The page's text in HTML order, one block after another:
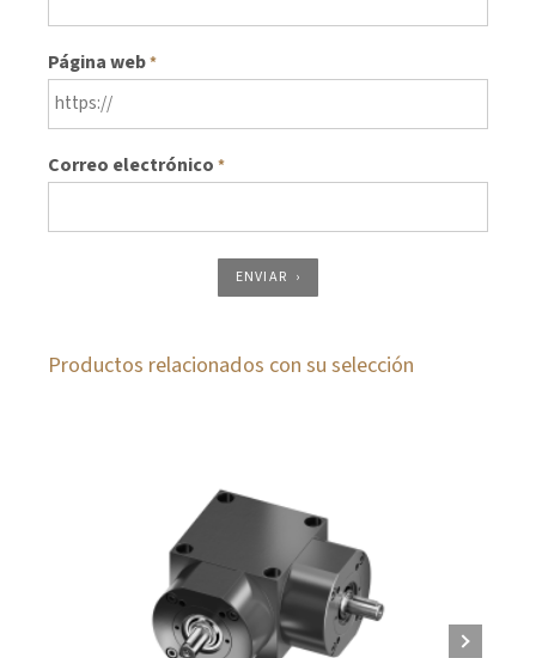
Página web*
Correo electrónico *
ENVIAR
Productos relacionados con su selección